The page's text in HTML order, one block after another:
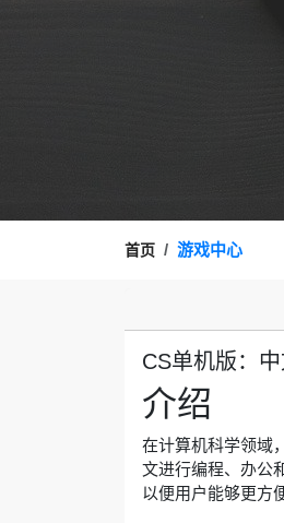
首页 游戏中心
CS单机版：
介绍
在计算机科学领域
文进行编程、办公
以便用户能够更方